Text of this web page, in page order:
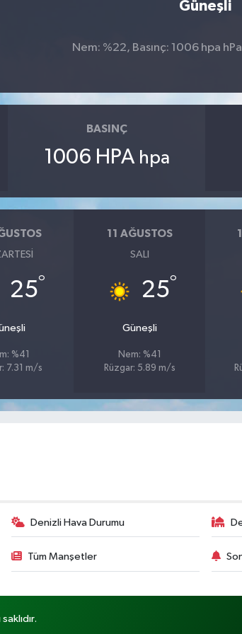
Güneşli
Nem: %22, Basınç: 1006 hpa
BASINÇ
1006 HPA hpa
25°
%41
7.31 m/s
11 AĞUSTOS
SALI
25°
Güneşli
Nem: %41
Rüzgar: 5.89 m/s
Denizli Hava Durumu
Tüm Manşetler